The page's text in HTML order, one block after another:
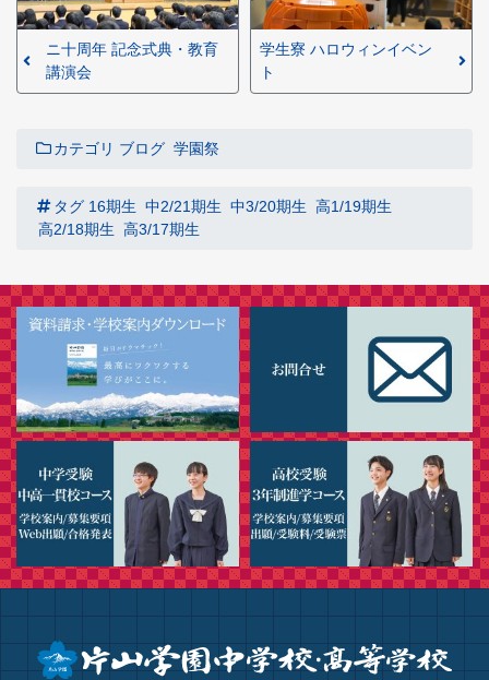
ニ十周年 記念式典・教育
講演会
学生寮 ハロウィンイベン
ト
カテゴリ ブログ 学園祭
タグ 16期生 中2/21期生 中3/20期生 高1/19期生
高2/18期生 高3/17期生